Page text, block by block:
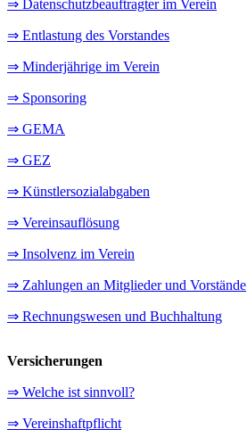
⇒ Datenschutzbeauftragter im Verein
⇒ Entlastung des Vorstandes
⇒ Minderjährige im Verein
⇒ Sponsoring
⇒ GEMA
⇒ GEZ
⇒ Künstlersozialabgaben
⇒ Vereinsauflösung
⇒ Insolvenz im Verein
⇒ Zahlungen an Mitglieder und Vorstände
⇒ Rechnungswesen und Buchhaltung
Versicherungen
⇒ Welche ist sinnvoll?
⇒ Vereinshaftpflicht